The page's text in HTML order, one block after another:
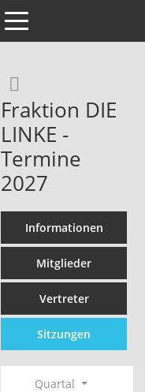
Toggle navigation
Fraktion DIE
LINKE -
Termine
2027
Informationen
Mitglieder
Vertreter
Sitzungen
Quartal